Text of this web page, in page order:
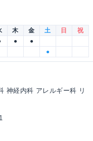
木 金 土 日
祝
●
●
●
神経内科 アレルギー科 リ